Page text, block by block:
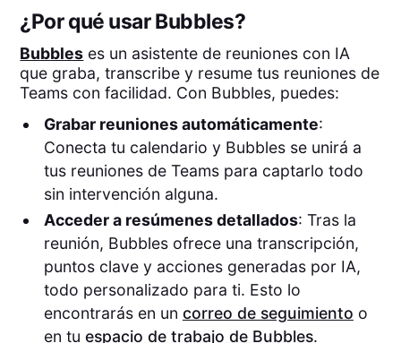
¿Por qué usar Bubbles?
Bubbles es un asistente de reuniones con IA
que graba, transcribe y resume tus reuniones de
Teams con facilidad. Con Bubbles, puedes:
Grabar reuniones automáticamente:
Conecta tu calendario y Bubbles se unirá a
tus reuniones de Teams para captarlo todo
sin intervención alguna.
Acceder a resúmenes detallados: Tras la
reunión, Bubbles ofrece una transcripción,
puntos clave y acciones generadas por IA,
todo personalizado para ti. Esto lo
encontrarás en un correo de seguimiento o
en tu espacio de trabajo de Bubbles.